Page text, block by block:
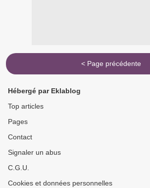
< Page précédente
Hébergé par Eklablog
Top articles
Pages
Contact
Signaler un abus
C.G.U.
Cookies et données personnelles